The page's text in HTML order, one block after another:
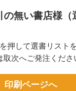
の無い書店様（
押して選書リスト
次へご発注くださ
印刷ページへ